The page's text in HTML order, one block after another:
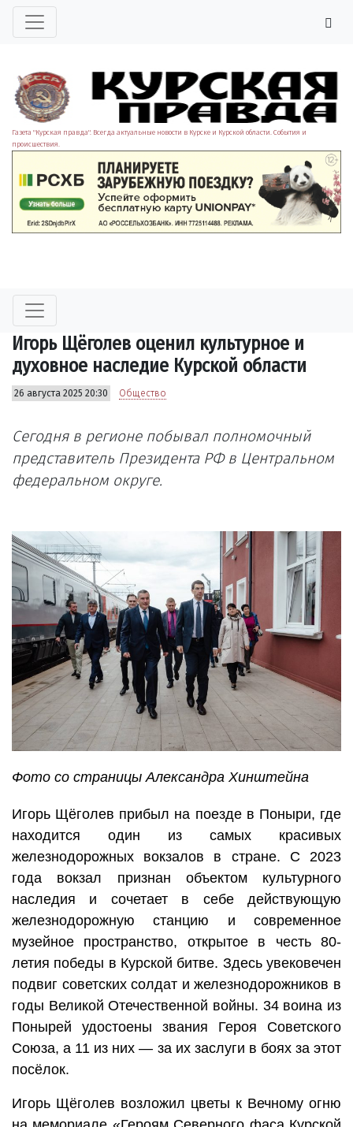
Газета "Курская правда". Всегда актуальные новости в Курске и Курской области. События и
происшествия.
Игорь Щёголев оценил культурное и
духовное наследие Курской области
26 августа 2025 20:30 Общество
Сегодня в регионе побывал полномочный
представитель Президента РФ в Центральном
федеральном округе.
Фото со страницы Александра Хинштейна
Игорь Щёголев прибыл на поезде в Поныри, где
находится один из самых красивых
железнодорожных вокзалов в стране. С 2023
года вокзал признан объектом культурного
наследия и сочетает в себе действующую
железнодорожную станцию и современное
музейное пространство, открытое в честь 80-
летия победы в Курской битве. Здесь увековечен
подвиг советских солдат и железнодорожников в
годы Великой Отечественной войны. 34 воина из
Понырей удостоены звания Героя Советского
Союза, а 11 из них — за их заслуги в боях за этот
посёлок.
Игорь Щёголев возложил цветы к Вечному огню